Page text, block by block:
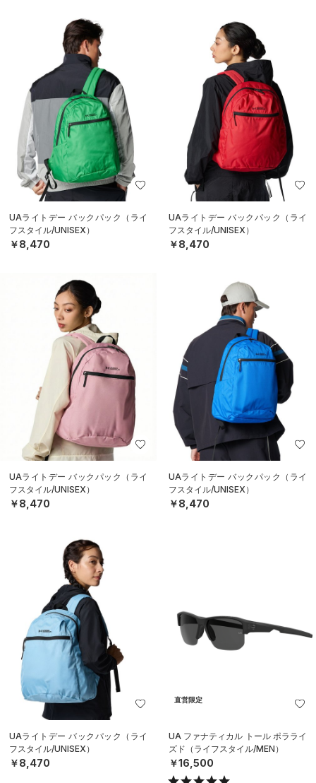
UAライトデー バックパック（ライ
フスタイル/UNISEX）
￥8,470
UAライトデー バックパック（ライ
フスタイル/UNISEX）
￥8,470
UAライトデー バックパック（ライ
フスタイル/UNISEX）
￥8,470
UAライトデー バックパック（ライ
フスタイル/UNISEX）
￥8,470
UAライトデー バックパック（ライ
フスタイル/UNISEX）
￥8,470
直営限定
UA ファナティカル トール ポラライ
ズド（ライフスタイル/MEN）
￥16,500